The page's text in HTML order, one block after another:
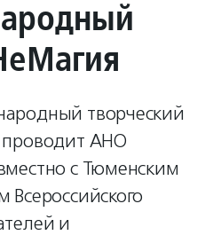
творческий
проводит АНО
с Тюменским
и